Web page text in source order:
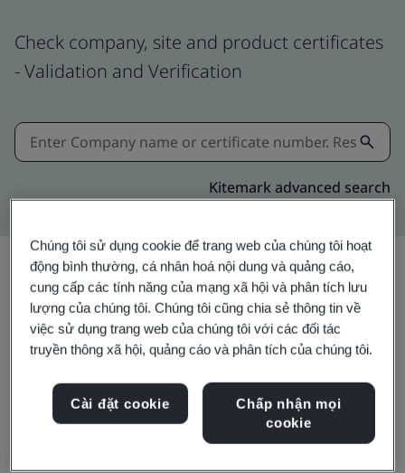
Check company, site and product certificates
- Validation and Verification
Kitemark advanced search
Chia sẻ:
IATF 16949:2016
Chúng tôi sử dụng cookie để trang web của chúng tôi hoạt
động bình thường, cá nhân hoá nội dung và quảng cáo,
cung cấp các tính năng của mạng xã hội và phân tích lưu
lượng của chúng tôi. Chúng tôi cũng chia sẻ thông tin về
việc sử dụng trang web của chúng tôi với các đối tác
truyền thông xã hội, quảng cáo và phân tích của chúng tôi.
Cài đặt cookie
Chấp nhận mọi
cookie